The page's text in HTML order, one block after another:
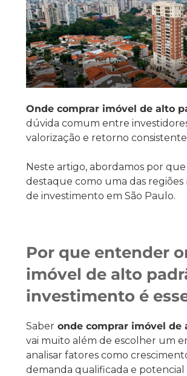
Onde comprar imóvel de alto
dúvida comum entre
valorização e retorno
Neste artigo, abordamos por
destaque como uma das regiões
de investimento em São Paulo.
Por que entender
imóvel de alto
investimento é
Saberonde comprar imóvel de
vai muito além de escolher um
analisar fatores como
demanda qualificada e